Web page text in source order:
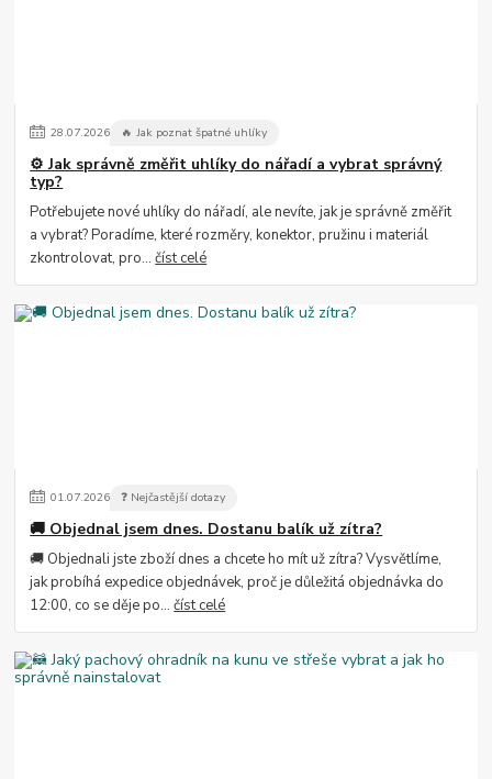
28.07.2026 🔥 Jak poznat špatné uhlíky
⚙️ Jak správně změřit uhlíky do nářadí a vybrat správný
typ?
Potřebujete nové uhlíky do nářadí, ale nevíte, jak je správně změřit
a vybrat? Poradíme, které rozměry, konektor, pružinu i materiál
zkontrolovat, pro...číst celé
01.07.2026 ❓ Nejčastější dotazy
🚚 Objednal jsem dnes. Dostanu balík už zítra?
🚚 Objednali jste zboží dnes a chcete ho mít už zítra? Vysvětlíme,
jak probíhá expedice objednávek, proč je důležitá objednávka do
12:00, co se děje po...číst celé